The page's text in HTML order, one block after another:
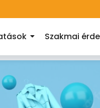
Szakmai